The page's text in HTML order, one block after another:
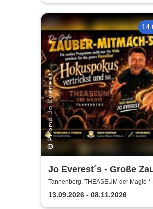
Jo Everest´s - Große
Mitmach-Show |
vertrickst und so
Tannenberg, THEASEUM der Magie *
Zaubertheater im Erzgebirge
13.09.2026 - 08.11.2026